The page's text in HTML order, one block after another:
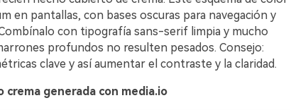
en pantallas, con bases oscuras para navegación y
con tipografía sans-serif limpia y mucho
profundos no resulten pesados. Consejo:
clave y así aumentar el contraste y la claridad.
crema generada con media.io